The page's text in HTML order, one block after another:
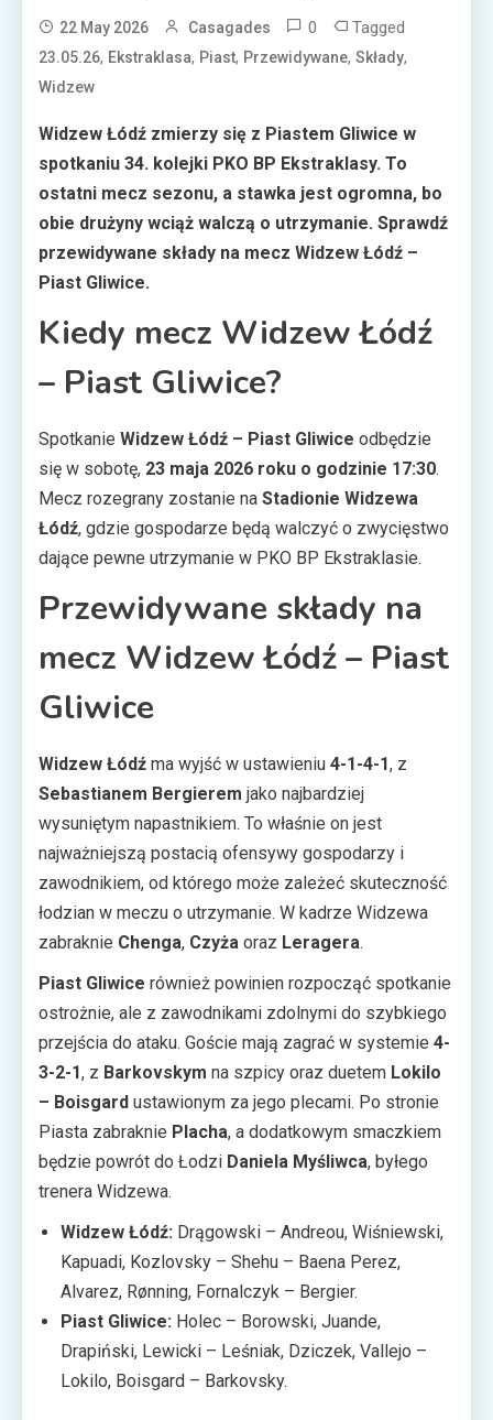
22 May 2026 Casagades 0 Tagged
23.05.26, Ekstraklasa, Piast, Przewidywane, Składy,
Widzew
Widzew Łódź zmierzy się z Piastem Gliwice w
spotkaniu 34. kolejki PKO BP Ekstraklasy. To
ostatni mecz sezonu, a stawka jest ogromna, bo
obie drużyny wciąż walczą o utrzymanie. Sprawdź
przewidywane składy na mecz Widzew Łódź –
Piast Gliwice.
Kiedy mecz Widzew Łódź
– Piast Gliwice?
Spotkanie Widzew Łódź – Piast Gliwice odbędzie
się w sobotę, 23 maja 2026 roku o godzinie 17:30.
Mecz rozegrany zostanie na Stadionie Widzewa
Łódź, gdzie gospodarze będą walczyć o zwycięstwo
dające pewne utrzymanie w PKO BP Ekstraklasie.
Przewidywane składy na
mecz Widzew Łódź – Piast
Gliwice
Widzew Łódź ma wyjść w ustawieniu 4-1-4-1, z
Sebastianem Bergierem jako najbardziej
wysuniętym napastnikiem. To właśnie on jest
najważniejszą postacią ofensywy gospodarzy i
zawodnikiem, od którego może zależeć skuteczność
łodzian w meczu o utrzymanie. W kadrze Widzewa
zabraknie Chenga, Czyża oraz Leragera.
Piast Gliwice również powinien rozpocząć spotkanie
ostrożnie, ale z zawodnikami zdolnymi do szybkiego
przejścia do ataku. Goście mają zagrać w systemie 4-
3-2-1, z Barkovskym na szpicy oraz duetem Lokilo
– Boisgard ustawionym za jego plecami. Po stronie
Piasta zabraknie Placha, a dodatkowym smaczkiem
będzie powrót do Łodzi Daniela Myśliwca, byłego
trenera Widzewa.
Widzew Łódź: Drągowski – Andreou, Wiśniewski,
Kapuadi, Kozlovsky – Shehu – Baena Perez,
Alvarez, Rønning, Fornalczyk – Bergier.
Piast Gliwice: Holec – Borowski, Juande,
Drapiński, Lewicki – Leśniak, Dziczek, Vallejo –
Lokilo, Boisgard – Barkovsky.